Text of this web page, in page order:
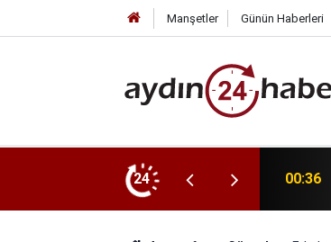
Manşetler Günün Haberleri
24
Karacasu Dedebağ Dedesi Keşkek
00:36